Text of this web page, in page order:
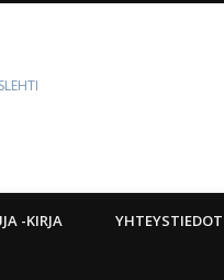
-KIRJA YHTEYSTIEDOT